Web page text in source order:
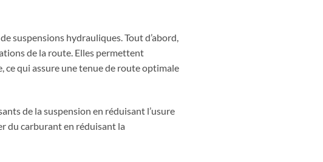
suspensions hydrauliques. Tout d’abord,
de la route. Elles permettent
ce qui assure une tenue de route optimale
de la suspension en réduisant l’usure
du carburant en réduisant la